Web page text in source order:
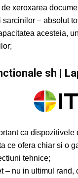
xeroxarea
sarcinilor – absolut
acesteia,
sh |
ca
ce ofera chiar si o
tehnice;
– nu in ultimul